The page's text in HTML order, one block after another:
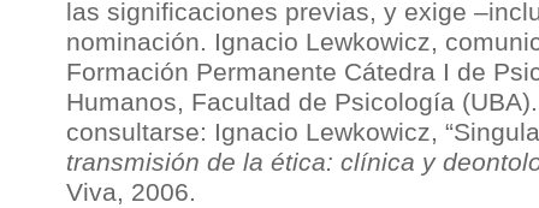
las significaciones previas, y exige
nominación. Ignacio Lewkowicz,
Formación Permanente Cátedra I de
Humanos, Facultad de Psicología
consultarse: Ignacio Lewkowicz,
transmisión de la ética: clínica y
Viva, 2006.